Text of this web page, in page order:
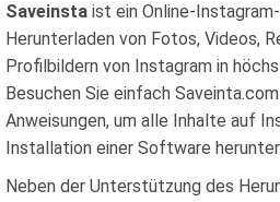
Saveinsta ist ein Online-
Herunterladen von Fotos, Videos,
Profilbildern von Instagram in
Besuchen Sie einfach
Anweisungen, um alle Inhalte auf
Installation einer Software
Neben der Unterstützung des